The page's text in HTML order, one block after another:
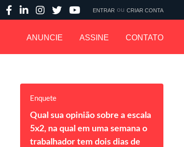
ANUNCIE ASSINE CONTATO
ENTRAR ou CRIAR CONTA
Enquete
Qual sua opinião sobre a escala
5x2, na qual em uma semana o
trabalhador tem dois dias de